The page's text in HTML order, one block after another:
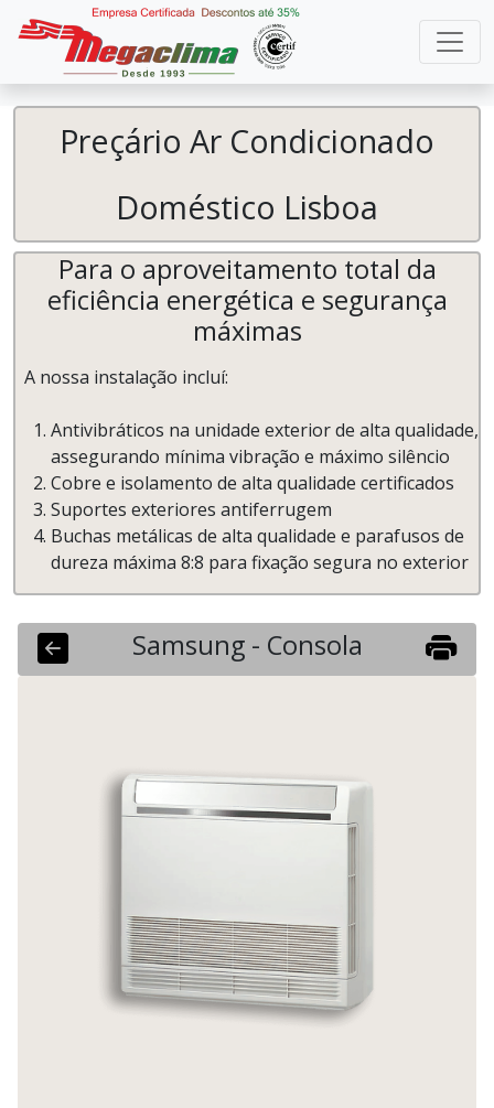
Preçário Ar Condicionado
Doméstico Lisboa
Para o aproveitamento total da
eficiência energética e segurança
máximas
A nossa instalação incluí:
Antivibráticos na unidade exterior de alta qualidade,
assegurando mínima vibração e máximo silêncio
Cobre e isolamento de alta qualidade certificados
Suportes exteriores antiferrugem
Buchas metálicas de alta qualidade e parafusos de
dureza máxima 8:8 para fixação segura no exterior
Samsung - Consola